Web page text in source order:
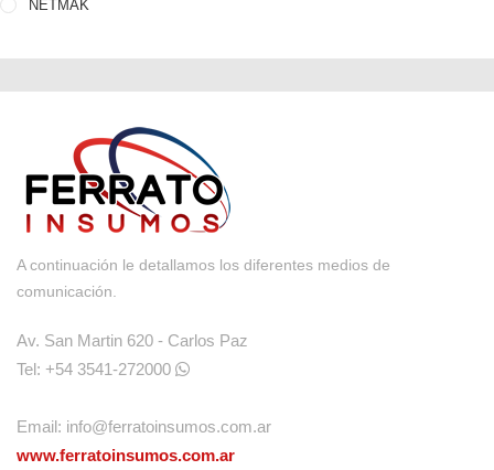
NETMAK
A continuación le detallamos los diferentes medios de
comunicación.
Av. San Martin 620 - Carlos Paz
Tel: +54 3541-272000
Email: info@ferratoinsumos.com.ar
www.ferratoinsumos.com.ar